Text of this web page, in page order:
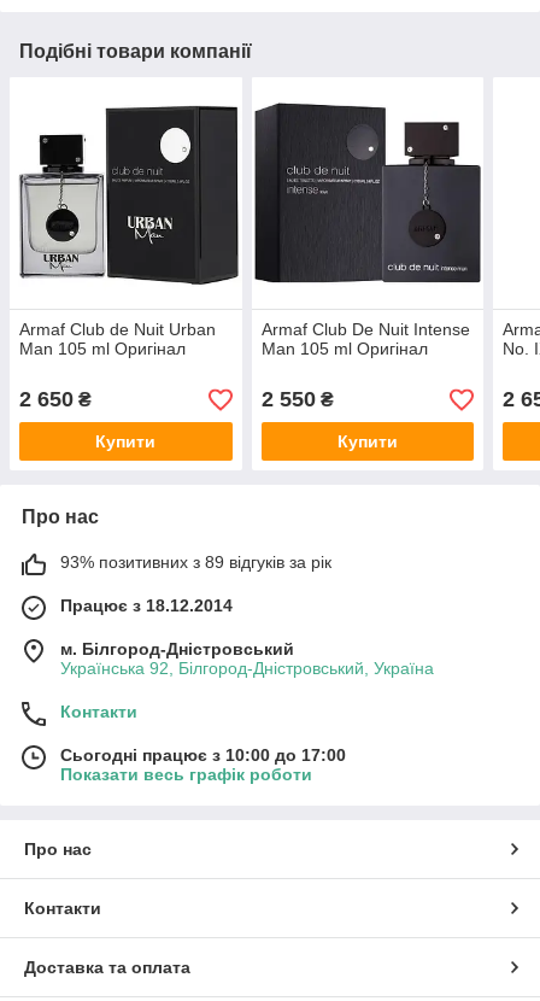
Подібні товари компанії
Armaf Club de Nuit Urban
Man 105 ml Оригінал
2 650 ₴
Купити
Armaf Club De Nuit Intense
Man 105 ml Оригінал
2 550₴
Купити
No.
2
Про нас
93% позитивних з 89 відгуків за рік
Працює з 18.12.2014
м. Білгород-Дністровський
Українська 92, Білгород-Дністровський, Україна
Контакти
Сьогодні працює з 10:00 до 17:00
Показати весь графік роботи
Про нас
Контакти
Доставка та оплата